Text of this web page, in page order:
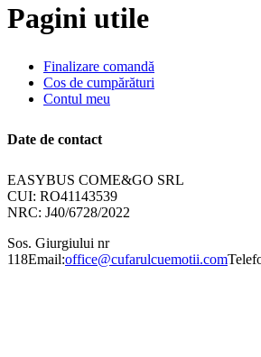
Pagini utile
Finalizare comandă
Cos de cumpărături
Contul meu
Date de contact
EASYBUS COME&GO SRL
CUI: RO41143539
NRC: J40/6728/2022
Sos. Giurgiului nr
118Email:office@cufarulcuemotii.com